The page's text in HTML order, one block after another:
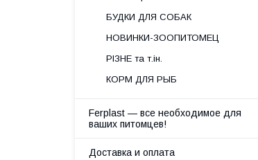
БУДКИ ДЛЯ СОБАК
НОВИНКИ-ЗООПИТОМЕЦ
РІЗНЕ та т.ін.
КОРМ ДЛЯ РЫБ
Ferplast — все необходимое для
ваших питомцев!
Доставка и оплата